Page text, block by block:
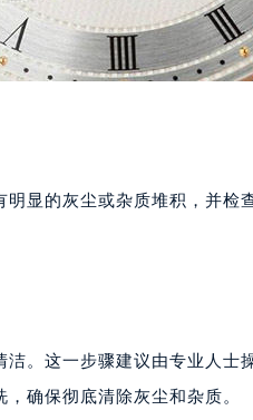
显的灰尘或杂质堆积，并检
。这一步骤建议由专业人士
确保彻底清除灰尘和杂质。